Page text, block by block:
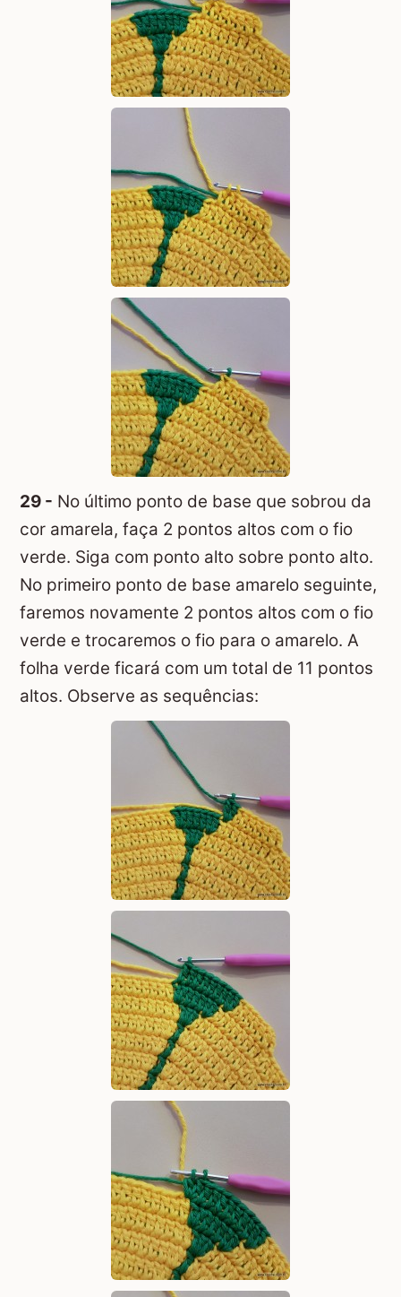
29 - No último ponto de base que sobrou da
cor amarela, faça 2 pontos altos com o fio
verde. Siga com ponto alto sobre ponto alto.
No primeiro ponto de base amarelo seguinte,
faremos novamente 2 pontos altos com o fio
verde e trocaremos o fio para o amarelo. A
folha verde ficará com um total de 11 pontos
altos. Observe as sequências: